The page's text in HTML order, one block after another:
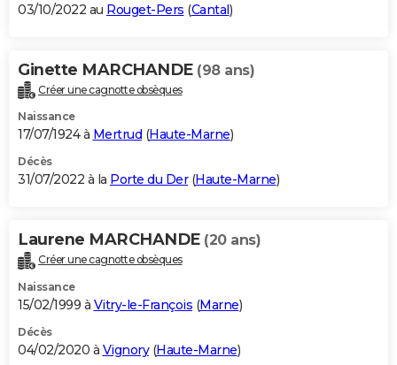
03/10/2022 au Rouget-Pers (Cantal)
Ginette MARCHANDE (98 ans)
Créer une cagnotte obsèques
Naissance
17/07/1924 à Mertrud (Haute-Marne)
Décès
31/07/2022 à la Porte du Der(Haute-Marne)
Laurene MARCHANDE (20 ans)
Créer une cagnotte obsèques
Naissance
15/02/1999 à Vitry-le-François (Marne)
Décès
04/02/2020 à Vignory(Haute-Marne)